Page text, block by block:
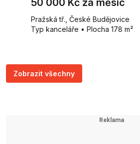
50 000 Kč za měsíc
Pražská tř., České Budějovice
Typ kanceláře • Plocha 178 m²
Zobrazit všechny